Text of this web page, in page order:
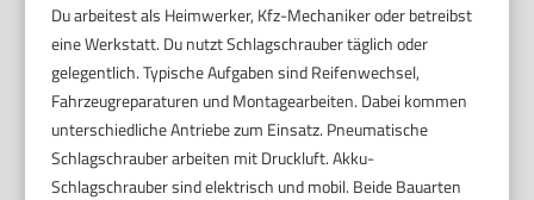
Du arbeitest als Heimwerker, Kfz-Mechaniker oder betreibst
eine Werkstatt. Du nutzt Schlagschrauber täglich oder
gelegentlich. Typische Aufgaben sind Reifenwechsel,
Fahrzeugreparaturen und Montagearbeiten. Dabei kommen
unterschiedliche Antriebe zum Einsatz. Pneumatische
Schlagschrauber arbeiten mit Druckluft. Akku-
Schlagschrauber sind elektrisch und mobil. Beide Bauarten